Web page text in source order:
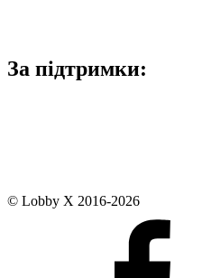
За підтримки:
© Lobby X 2016-2026